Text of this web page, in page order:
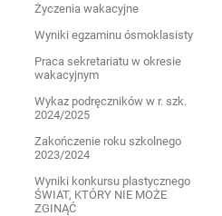
Życzenia wakacyjne
Wyniki egzaminu ósmoklasisty
Praca sekretariatu w okresie
wakacyjnym
Wykaz podręczników w r. szk.
2024/2025
Zakończenie roku szkolnego
2023/2024
Wyniki konkursu plastycznego
ŚWIAT, KTÓRY NIE MOŻE
ZGINĄĆ